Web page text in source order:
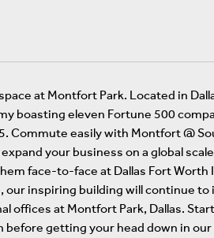
at Montfort Park. Located in
boasting eleven Fortune 500
Commute easily with Montfort @
your business on a global
face-to-face at Dallas Fort Worth
inspiring building will continue to
offices at Montfort Park, Dallas.
getting your head down in